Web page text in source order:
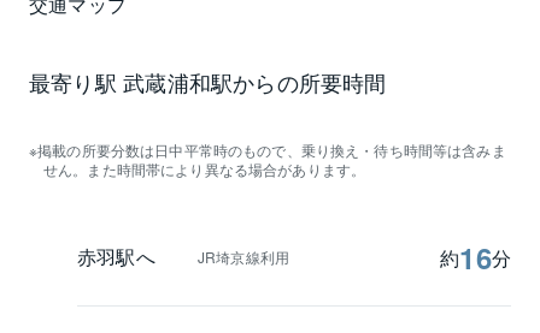
最寄り駅 武蔵浦和駅からの所要時間
掲載の所要分数は日中平常時のもので、乗り換え・待ち時間等は含みま
せん。また時間帯により異なる場合があります。
赤羽駅へ JR埼京線利用 約16分